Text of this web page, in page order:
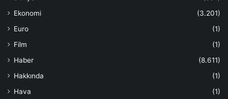
Ekonomi
(3.201)
Euro
(1)
Film
(1)
Haber
(8.611)
Hakkında
(1)
Hava
(1)